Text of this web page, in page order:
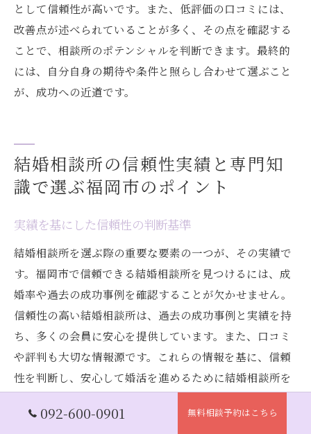
として信頼性が高いです。また、低評価の口コミには、
改善点が述べられていることが多く、その点を確認する
ことで、相談所のポテンシャルを判断できます。最終的
には、自分自身の期待や条件と照らし合わせて選ぶこと
が、成功への近道です。
結婚相談所の信頼性実績と専門知
識で選ぶ福岡市のポイント
実績を基にした信頼性の判断基準
結婚相談所を選ぶ際の重要な要素の一つが、その実績で
す。福岡市で信頼できる結婚相談所を見つけるには、成
婚率や過去の成功事例を確認することが欠かせません。
信頼性の高い結婚相談所は、過去の成功事例と実績を持
ち、多くの会員に安心を提供しています。また、口コミ
や評判も大切な情報源です。これらの情報を基に、信頼
性を判断し、安心して婚活を進めるために結婚相談所を
092-600-0901 無料相談予約はこちら